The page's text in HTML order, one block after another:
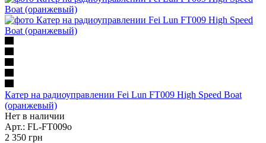
Катер на радиоуправлении Fei Lun FT009 High Speed Boat
(оранжевый)
Нет в наличии
Арт.: FL-FT009o
2 350 грн